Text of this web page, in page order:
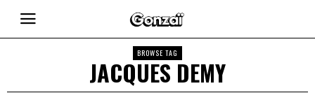
BROWSE TAG
JACQUES DEMY